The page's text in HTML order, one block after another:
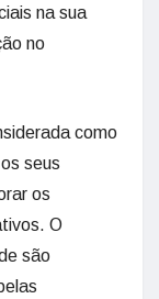
na sua
no
como
seus
os
O
são